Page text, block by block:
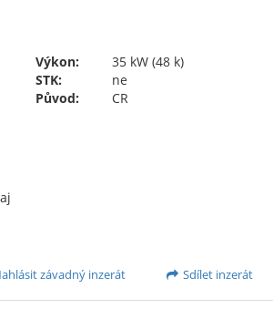
Výkon:
35 kW (48 k)
STK:
ne
Původ:
CR
závadný inzerát Sdílet inzerát